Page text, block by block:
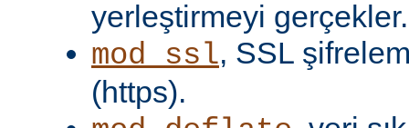
yerleştirmeyi gerçekler.
mod_ssl, SSL
(https).